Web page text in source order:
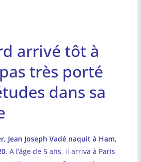
arrivé tôt à
très porté
dans sa
Jean Joseph Vadé naquit à Ham,
. A l’âge de 5 ans, il arriva à Paris